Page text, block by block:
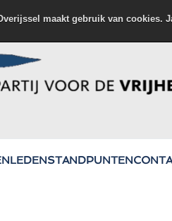
maakt gebruik van cookies.
STANDPUNTEN